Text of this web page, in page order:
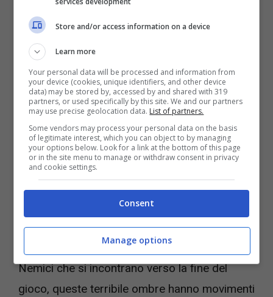
strano aggiornamento che riguarda proprio la
infatti scoperto che uno dei nemici più ostici
del gioco, ovvero leOmbre di Yharnam.
Nemici che si incontrano verso la fine del
gioco, queste terribile ombre hanno movimenti
Store and/or access information on a device
Learn more
Your personal data will be processed and information from
your device (cookies, unique identifiers, and other device
data) may be stored by, accessed by and shared with 319
partners, or used specifically by this site. We and our partners
may use precise geolocation data. List of partners.
Some vendors may process your personal data on the basis
of legitimate interest, which you can object to by managing
your options below. Look for a link at the bottom of this page
or in the site menu to manage or withdraw consent in privacy
and cookie settings.
Consent
Manage options